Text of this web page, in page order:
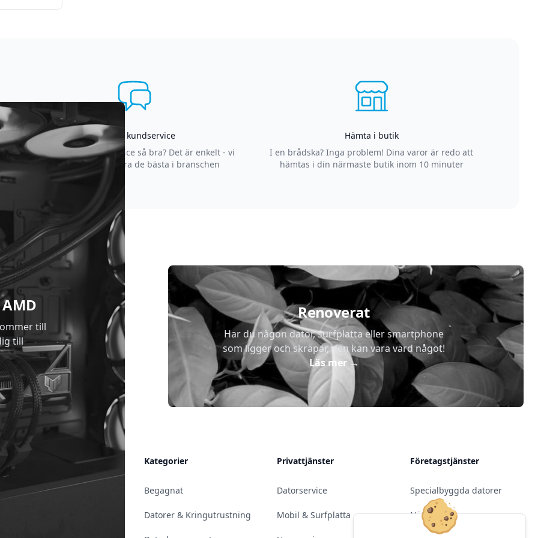
Asgrym kundservice
Varför är vår kundservice så bra? Det är enkelt - vi
strävar efter att vara de bästa i branschen
Hämta i butik
I en brådska? Inga problem! Dina varor är redo att
hämtas i din närmaste butik inom 10 minuter
till
till
Renoverat
Har du någon dator, surfplatta eller smartphone
som ligger och skräpar, den kan vara värd något!
Läs mer→
Kontakt & Öppettider
Kategorier
Begagnat
Datorer & Kringutrustning
Privattjänster
Datorservice
Mobil & Surfplatta
Företagstjänster
Specialbyggda datorer
Nätverk